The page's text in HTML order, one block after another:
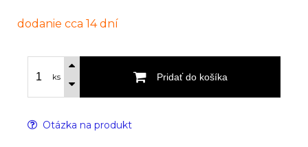
dodanie cca 14 dní
ks Pridať do košíka
Otázka na produkt